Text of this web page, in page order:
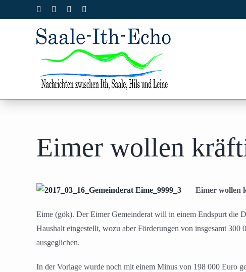
Inhalt
Facebook Instagram
Eimer wollen
Eimer wollen
Eime (gök). Der Eimer Gemeinderat will in einem Endspurt die
Haushalt eingestellt, wozu aber Förderungen von insgesamt
ausgeglichen.
In der Vorlage wurde noch mit einem Minus von 198 000 Euro